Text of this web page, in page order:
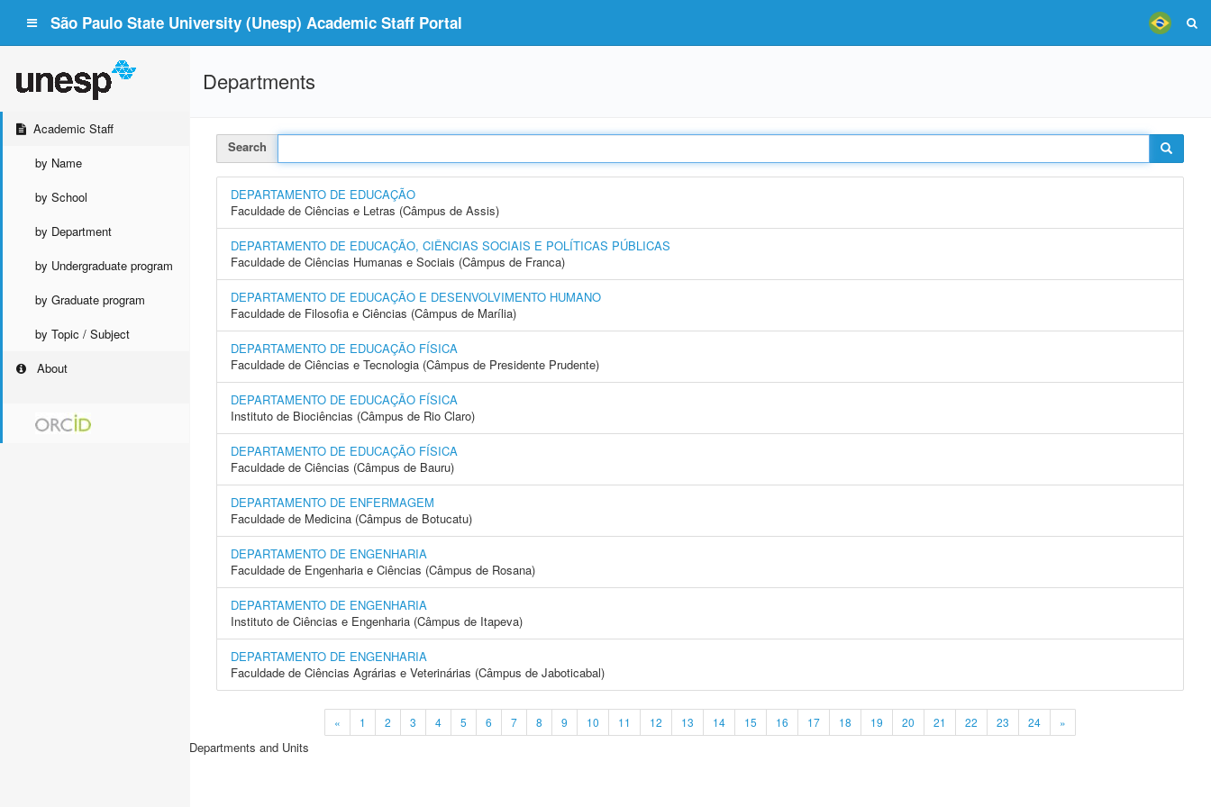
São Paulo State University (Unesp) Academic Staff Portal
Academic Staff
by Name
by School
by Department
by Undergraduate program
by Graduate program
by Topic / Subject
About
Departments
Search
DEPARTAMENTO DE EDUCAÇÃO
Faculdade de Ciências e Letras (Câmpus de Assis)
DEPARTAMENTO DE EDUCAÇÃO, CIÊNCIAS SOCIAIS E POLÍTICAS PÚBLICAS
Faculdade de Ciências Humanas e Sociais (Câmpus de Franca)
DEPARTAMENTO DE EDUCAÇÃO E DESENVOLVIMENTO HUMANO
Faculdade de Filosofia e Ciências (Câmpus de Marília)
DEPARTAMENTO DE EDUCAÇÃO FÍSICA
Faculdade de Ciências e Tecnologia (Câmpus de Presidente Prudente)
DEPARTAMENTO DE EDUCAÇÃO FÍSICA
Instituto de Biociências (Câmpus de Rio Claro)
DEPARTAMENTO DE EDUCAÇÃO FÍSICA
Faculdade de Ciências (Câmpus de Bauru)
DEPARTAMENTO DE ENFERMAGEM
Faculdade de Medicina (Câmpus de Botucatu)
DEPARTAMENTO DE ENGENHARIA
Faculdade de Engenharia e Ciências (Câmpus de Rosana)
DEPARTAMENTO DE ENGENHARIA
Instituto de Ciências e Engenharia (Câmpus de Itapeva)
DEPARTAMENTO DE ENGENHARIA
Faculdade de Ciências Agrárias e Veterinárias (Câmpus de Jaboticabal)
« 1 2 3 4 5 6 7 8 9 10 11 12 13 14 15 16 17 18 19 20 21 22 23 24 »
Departments and Units